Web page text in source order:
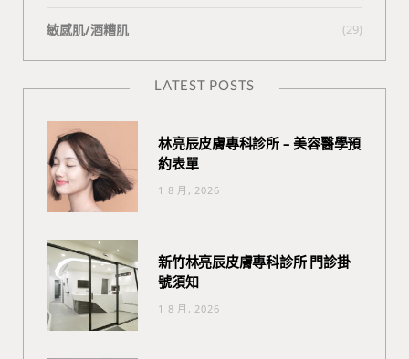
敏感肌/酒糟肌 (29)
LATEST POSTS
林亮辰皮膚專科診所 – 美容醫學預
約表單
1 8 月, 2026
新竹林亮辰皮膚專科診所 門診掛
號須知
1 8 月, 2026